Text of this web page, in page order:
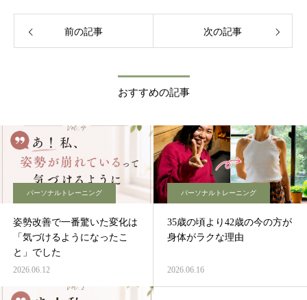
てこれからお会いする皆様と、新しいスター
かし、独自の**「大人の動作書き換えパーソ
「身体の使い方」そのものを書き換える新し
いアプローチ。施術後の「身体が軽い！」
「明日からまた颯爽と歩ける！」という皆様
の晴れやかな笑顔が、私の何よりの原動力で
す。 これからも現場で腕を磨き続け、夫婦二
人三脚で、皆様が自分らしく、しなやかに輝
トさせていただきます。
前の記事 次の記事
おすすめの記事
パーソナルトレーニング
姿勢改善で一番驚いた変化は
「気づけるようになったこ
と」でした
2026.06.12
パーソナルトレーニング
35歳の頃より42歳の今の方が
身体がラクな理由
2026.06.16